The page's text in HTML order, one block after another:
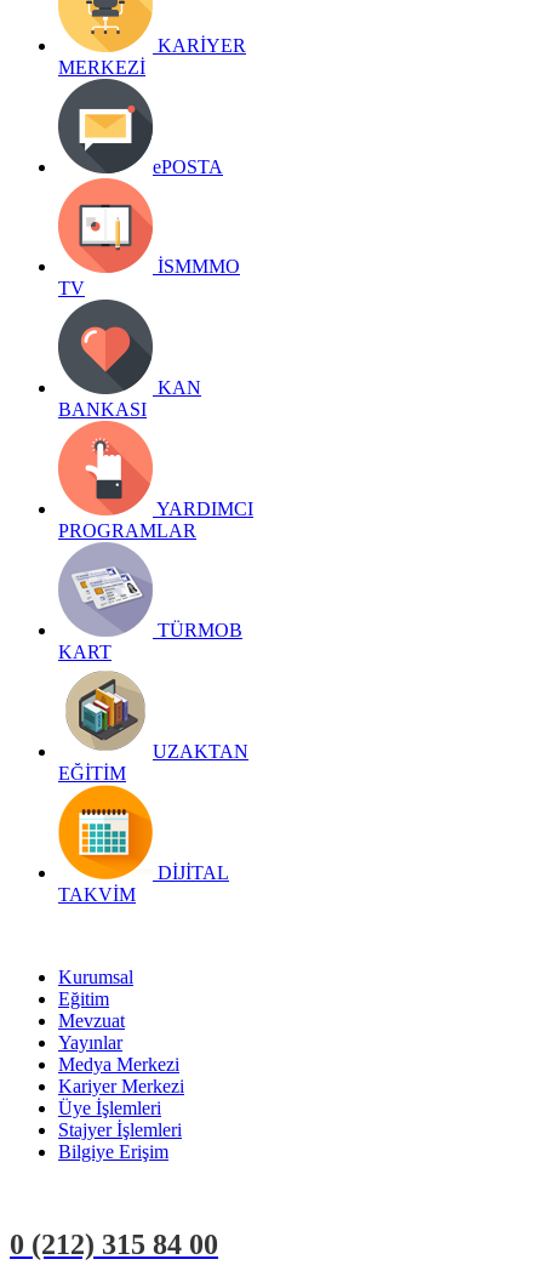
KARİYER
MERKEZİ
ePOSTA
İSMMMO
TV
KAN
BANKASI
YARDIMCI
PROGRAMLAR
TÜRMOB
KART
UZAKTAN
EĞİTİM
DİJİTAL
TAKVİM
Kurumsal
Eğitim
Mevzuat
Yayınlar
Medya Merkezi
Kariyer Merkezi
Üye İşlemleri
Stajyer İşlemleri
Bilgiye Erişim
0 (212) 315 84 00